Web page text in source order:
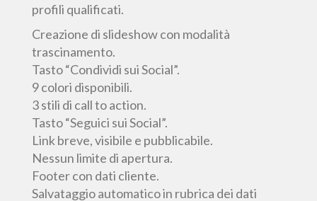
profili qualificati.
Creazione di slideshow con modalità
trascinamento.
Tasto “Condividi sui Social”.
9 colori disponibili.
3 stili di call to action.
Tasto “Seguici sui Social”.
Link breve, visibile e pubblicabile.
Nessun limite di apertura.
Footer con dati cliente.
Salvataggio automatico in rubrica dei dati